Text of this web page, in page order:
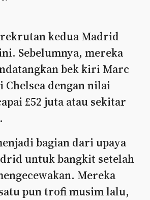
kedua Madrid
Sebelumnya, mereka
bek kiri Marc
dengan nilai
£52 juta atau sekitar
bagian dari upaya
untuk bangkit setelah
Mereka
pun trofi musim lalu,